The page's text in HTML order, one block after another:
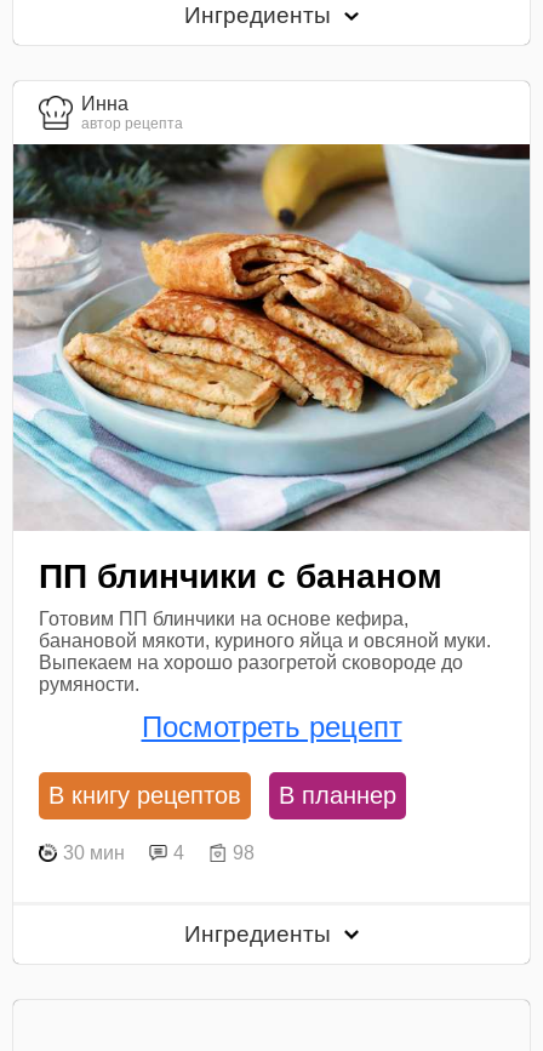
Ингредиенты
Инна
автор рецепта
ПП блинчики с бананом
Готовим ПП блинчики на основе кефира,
банановой мякоти, куриного яйца и овсяной муки.
Выпекаем на хорошо разогретой сковороде до
румяности.
Посмотреть рецепт
В книгу рецептов В планнер
30 мин 4 98
Ингредиенты